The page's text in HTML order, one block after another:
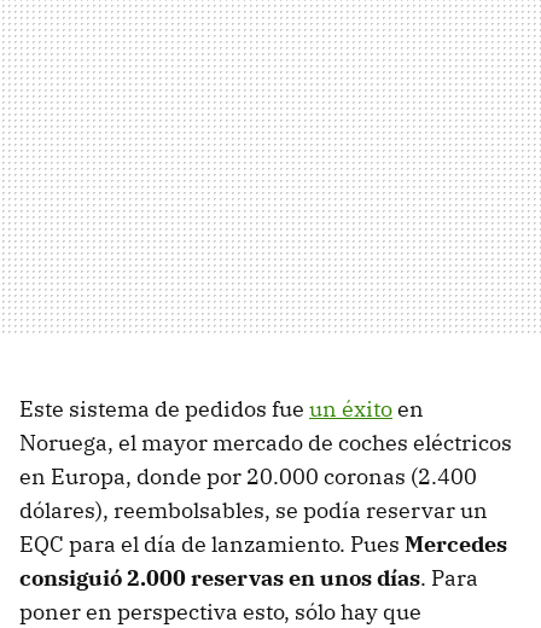
Este sistema de pedidos fue un éxitoen
Noruega, el mayor mercado de coches eléctricos
en Europa, donde por 20.000 coronas (2.400
dólares), reembolsables, se podía reservar un
EQC para el día de lanzamiento. Pues Mercedes
consiguió 2.000 reservas en unos días. Para
poner en perspectiva esto, sólo hay que